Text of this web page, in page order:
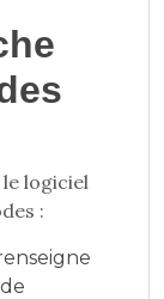
le logiciel
: